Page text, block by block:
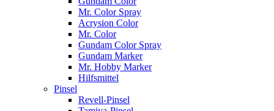
Mr. Color Spray
Acrysion Color
Mr. Color
Gundam Color Spray
Gundam Marker
Mr. Hobby Marker
Hilfsmittel
Pinsel
Revell-Pinsel